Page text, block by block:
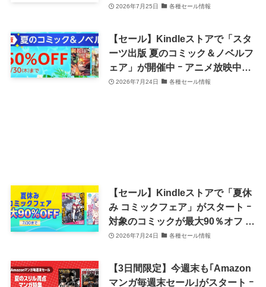
が最大60％オフに
2026年7月25日 各種セール情報
【セール】Kindleストアで「スタ
ーツ出版 夏のコミック＆ノベルフ
ェア」が開催中 ｰ アニメ放映中の
「鬼の花嫁」シリーズなど1万冊
2026年7月24日 各種セール情報
【セール】Kindleストアで「夏休
み コミックフェア」がスタート ｰ
対象のコミックが最大90％オフ &
33円均一や99円均一のタイトルも
2026年7月24日 各種セール情報
【3日間限定】今週末も｢Amazon
マンガ毎週末セール｣がスタート ｰ